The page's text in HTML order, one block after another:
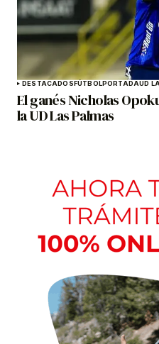
DESTACADOSFÚTBOLPORTADAUD
El ganés Nicholas
la UD Las Palmas